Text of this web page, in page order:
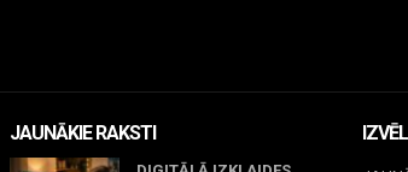
JAUNĀKIE RAKSTI